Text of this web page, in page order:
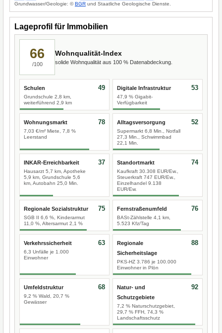
Grundwasser/Geologie: ©BGR und Staatliche Geologische Dienste.
Lageprofil für Immobilien
66
/100
Wohnqualität-Index
solide Wohnqualität aus 100 % Datenabdeckung.
Schulen
Grundschule 2,8 km,
weiterführend 2,9 km
49 Digitale Infrastruktur
47,9 % Gigabit-
Verfügbarkeit
53
Wohnungsmarkt
7,03 €/m² Miete, 7,8 %
Leerstand
78 Alltagsversorgung
Supermarkt 6,8 Min., Notfall
27,3 Min., Schwimmbad
22,1 Min.
52
INKAR-Erreichbarkeit
Hausarzt 5,7 km, Apotheke
5,9 km, Grundschule 5,6
km, Autobahn 25,0 Min.
37 Standortmarkt
Kaufkraft 30.308 EUR/Ew.,
Steuerkraft 747 EUR/Ew.,
Einzelhandel 9.138
EUR/Ew.
74
Regionale Sozialstruktur
SGB II 6,6 %, Kinderarmut
11,0 %, Altersarmut 2,1 %
75 Fernstraßenumfeld
BASt-Zählstelle 4,1 km,
5.523 Kfz/Tag
76
Verkehrssicherheit
6,3 Unfälle je 1.000
Einwohner
63
Regionale
Sicherheitslage
PKS-HZ 3.786 je 100.000
Einwohner in Plön
88
Umfeldstruktur
9,2 % Wald, 20,7 %
Gewässer
68
Natur- und
Schutzgebiete
7,2 % Naturschutzgebiet,
29,7 % FFH, 74,3 %
Landschaftsschutz
92